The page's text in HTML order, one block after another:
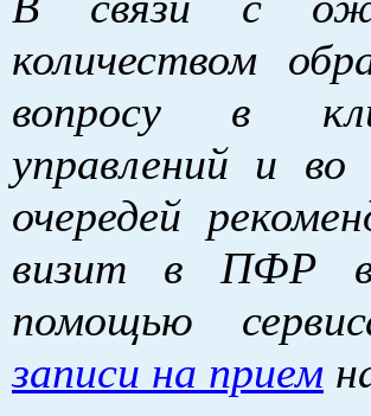
количеством
вопросу в
управлений и во
очередей
визит в ПФР в
помощью
записи на прием